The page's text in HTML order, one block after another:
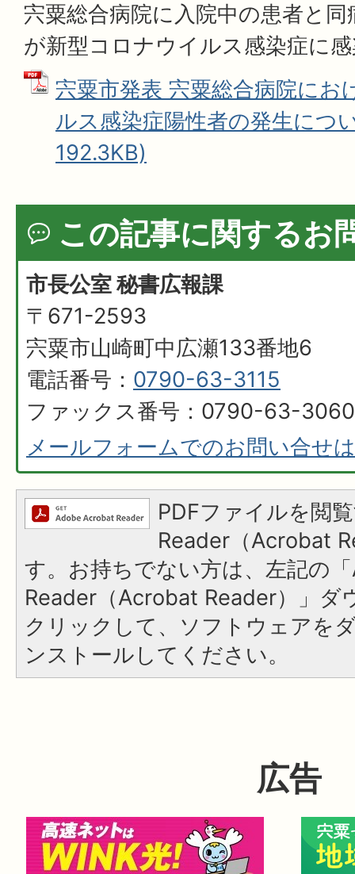
宍粟総合病院に入院中の患者と
が新型コロナウイルス感染症に
宍粟市発表 宍粟総合病院にお
ルス感染症陽性者の発生につ
192.3KB)
この記事に関するお
市長公室 秘書広報課
〒671-2593
宍粟市山崎町中広瀬133番地6
電話番号： 0790-63-3115
ファックス番号：0790-63-3060
メールフォームでのお問い合せ
PDFファイルを閲
Reader（Acrobat
す。お持ちでない方は、左記の
Reader（Acrobat Reader）」ダ
クリックして、ソフトウェアを
ンストールしてください。
広告